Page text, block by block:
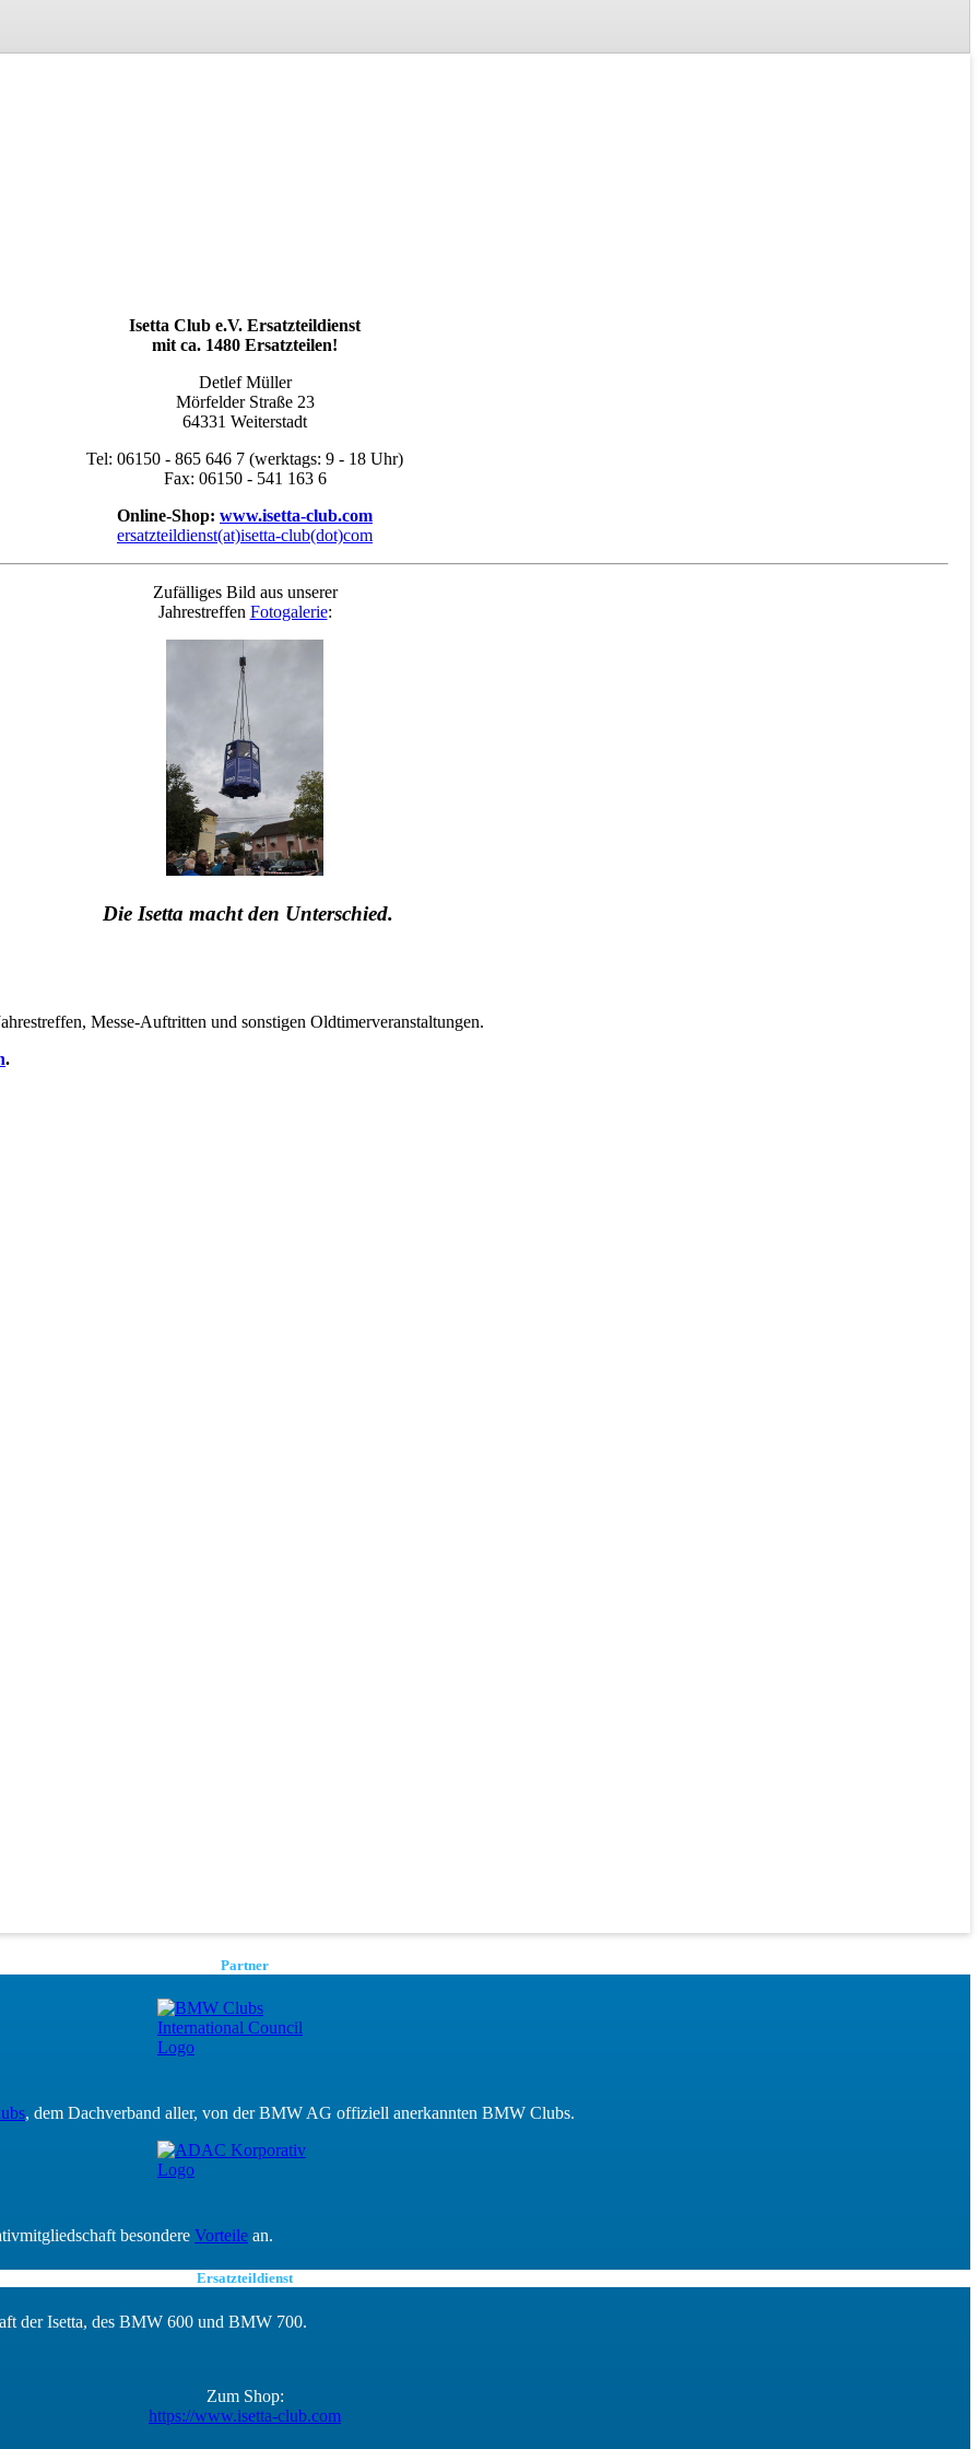
Isetta Club e.V. Ersatzteildienst
mit ca. 1480 Ersatzteilen!
Detlef Müller
Mörfelder Straße 23
64331 Weiterstadt
Tel: 06150 - 865 646 7 (werktags: 9 - 18 Uhr)
Fax: 06150 - 541 163 6
Online-Shop: www.isetta-club.com
ersatzteildienst(at)isetta-club(dot)com
Zufälliges Bild aus unserer
Jahrestreffen Fotogalerie:
Die Isetta macht den Unterschied.
Messe-Auftritten und sonstigen Oldtimerveranstaltungen.
.
Partner
, dem Dachverband aller, von der BMW AG offiziell anerkannten BMW Clubs.
besondere Vorteile an.
Ersatzteildienst
der Isetta, des BMW 600 und BMW 700.
Zum Shop:
https://www.isetta-club.com